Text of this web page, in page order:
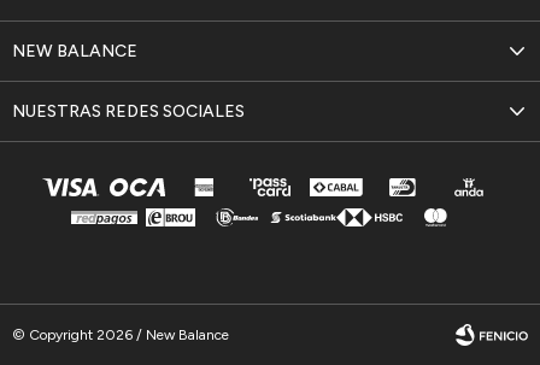
NEW BALANCE
NUESTRAS REDES SOCIALES
© Copyright 2026 / New Balance